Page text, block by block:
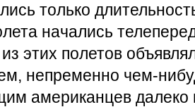
только
начались
этих полетов
непременно чем-
американцев далеко